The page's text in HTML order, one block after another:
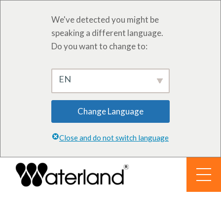
We've detected you might be
speaking a different language.
Do you want to change to:
EN
Change Language
Close and do not switch language
Перейти
содержанию